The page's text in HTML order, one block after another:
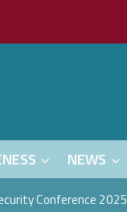
NEWS
Conference 2025